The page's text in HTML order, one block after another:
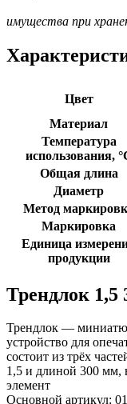
имущества при
Цвет
Материал
Температура
использования,
Общая длина
Диаметр
Метод
Маркировка
Единица
продукции
Трендлок 1,5
Трендлок —
устройство для
состоит из трёх
1,5 и длиной 300
элемент
Основной артикул: